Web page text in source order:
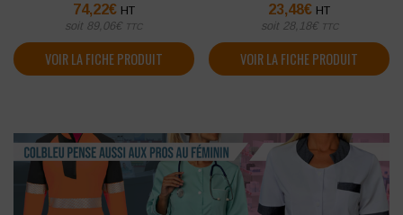
74,22€ HT
soit 89,06€ TTC
VOIR LA FICHE PRODUIT
23,48€ HT
soit 28,18€ TTC
VOIR LA FICHE PRODUIT